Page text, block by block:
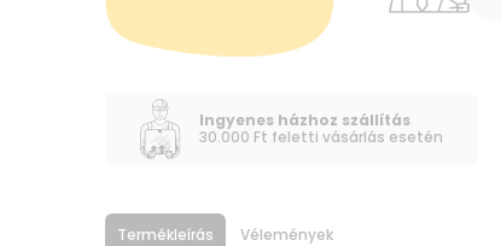
Ingyenes házhoz szállítás
30.000 Ft feletti vásárlás esetén
Termékleírás Vélemények